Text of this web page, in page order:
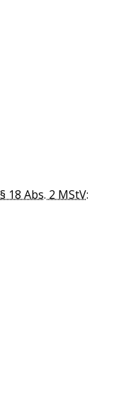
§ 18 Abs. 2 MStV: